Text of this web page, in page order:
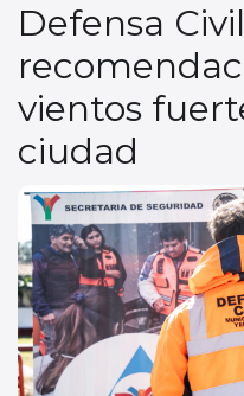
Defensa
vientos
ciudad